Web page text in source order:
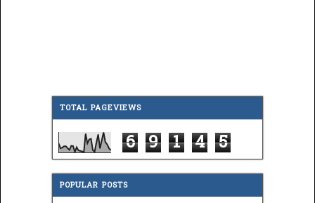
TOTAL PAGEVIEWS
6 9 1 4 5
POPULAR POSTS